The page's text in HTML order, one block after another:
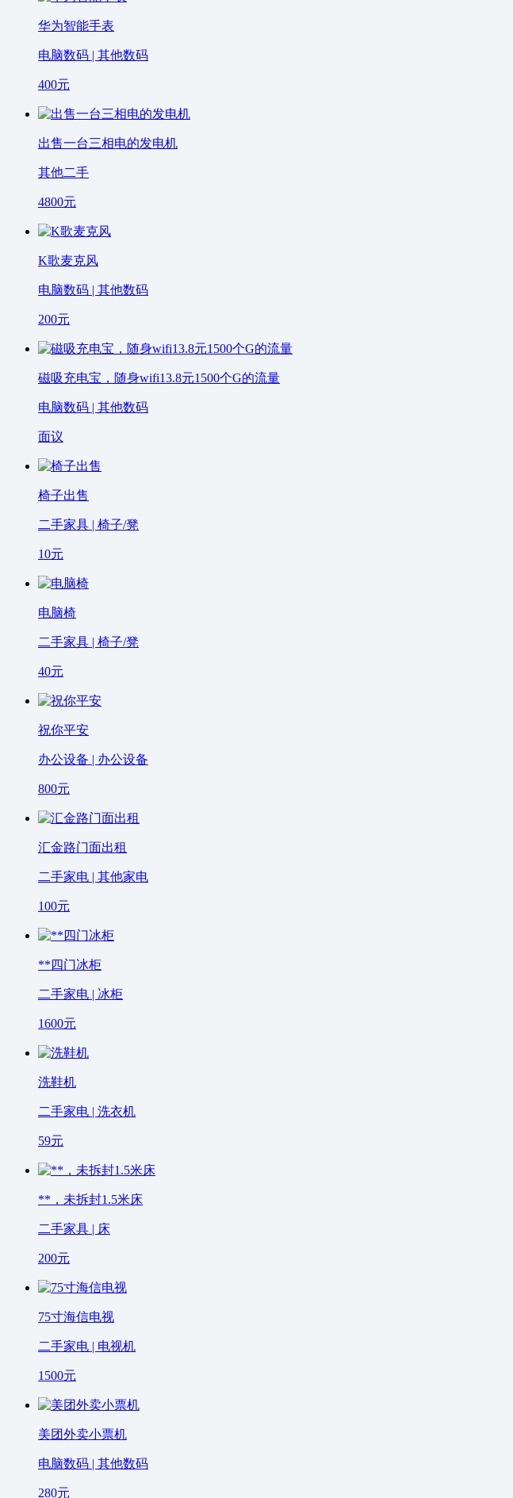
华为智能手表
电脑数码 | 其他数码
400元
出售一台三相电的发电机
其他二手
4800元
K歌麦克风
电脑数码 | 其他数码
200元
磁吸充电宝，随身wifi13.8元1500个G的流量
电脑数码 | 其他数码
面议
椅子出售
二手家具 | 椅子/凳
10元
电脑椅
二手家具 | 椅子/凳
40元
祝你平安
办公设备 | 办公设备
800元
汇金路门面出租
二手家电 | 其他家电
100元
**四门冰柜
二手家电 | 冰柜
1600元
洗鞋机
二手家电 | 洗衣机
59元
**，未拆封1.5米床
二手家具 | 床
200元
75寸海信电视
二手家电 | 电视机
1500元
美团外卖小票机
电脑数码 | 其他数码
280元